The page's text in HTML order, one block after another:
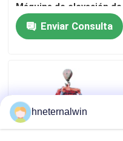
Máquina de elevación de
acero grúa aérea pesada
para almacén y
Enviar Consulta
hneternalwin